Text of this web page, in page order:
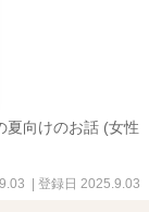
夏向けのお話 (女性
| 登録日 2025.9.03